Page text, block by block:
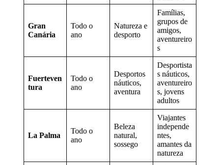
Gran
Canária
Todo o
ano
Natureza e
desporto
Famílias,
grupos de
amigos,
aventureiro
s
Fuerteven
tura
Todo o
ano
Desportos
náuticos,
aventura
Desportista
s náuticos,
aventureiro
s, jovens
adultos
La Palma
Todo o
ano
Beleza
natural,
sossego
Viajantes
independe
ntes,
amantes da
natureza